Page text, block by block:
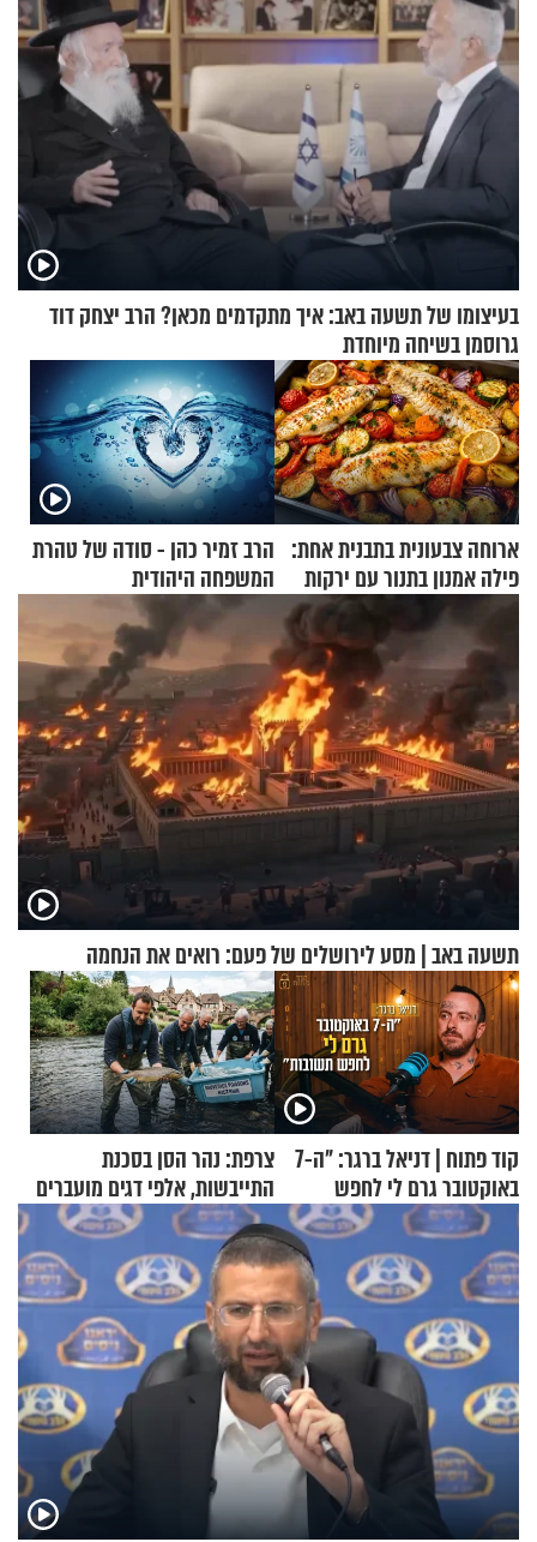
בעיצומו של תשעה באב: איך מתקדמים מכאן? הרב יצחק דוד
גרוסמן בשיחה מיוחדת
ארוחה צבעונית בתבנית אחת:
פילה אמנון בתנור עם ירקות
הרב זמיר כהן - סודה של טהרת
המשפחה היהודית
תשעה באב | מסע לירושלים של פעם: רואים את הנחמה
קוד פתוח | דניאל ברגר: "ה-7
באוקטובר גרם לי לחפש
תשובות"
צרפת: נהר הסן בסכנת
התייבשות, אלפי דגים מועברים
במבצעי חילוץ